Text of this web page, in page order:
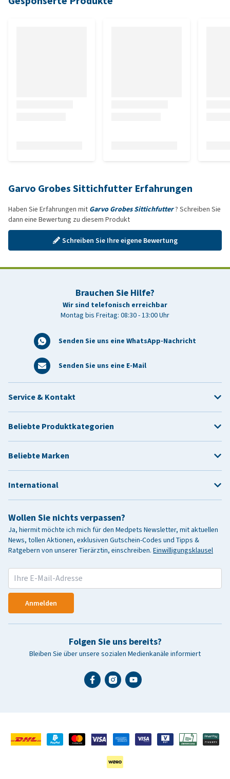
Garvo Grobes Sittichfutter Erfahrungen
Haben Sie Erfahrungen mit Garvo Grobes Sittichfutter? Schreiben Sie
dann eine Bewertung zu diesem Produkt
Schreiben Sie Ihre eigene Bewertung
Brauchen Sie Hilfe?
Wir sind telefonisch erreichbar
Montag bis Freitag: 08:30 - 13:00 Uhr
Senden Sie uns eine WhatsApp-Nachricht
Senden Sie uns eine E-Mail
Wollen Sie nichts verpassen?
Ja, hiermit möchte ich mich für den Medpets Newsletter, mit aktuellen
News, tollen Aktionen, exklusiven Gutschein-Codes und Tipps &
Ratgebern von unserer Tierärztin, einschreiben. Einwilligungsklausel
Anmelden
Folgen Sie uns bereits?
Bleiben Sie über unsere sozialen Medienkanäle informiert
Service & Kontakt
Beliebte Produktkategorien
Beliebte Marken
International